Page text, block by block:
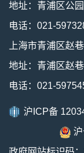
地址：青浦区公
电话：021-
上海市青浦区赵
地址：青浦区赵
电话：021-
沪ICP备